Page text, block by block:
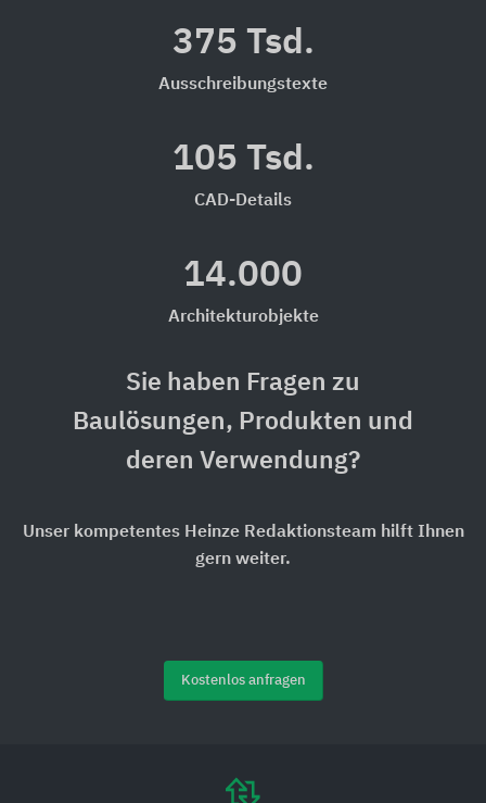
375 Tsd.
Ausschreibungstexte
105 Tsd.
CAD-Details
14.000
Architekturobjekte
Sie haben Fragen zu
Baulösungen, Produkten und
deren Verwendung?
Unser kompetentes Heinze Redaktionsteam hilft Ihnen
gern weiter.
Kostenlos anfragen